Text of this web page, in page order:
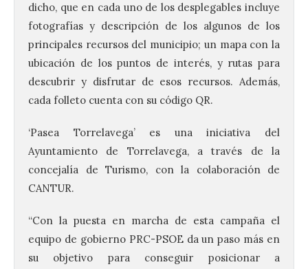
dicho, que en cada uno de los desplegables incluye
fotografías y descripción de los algunos de los
principales recursos del municipio; un mapa con la
ubicación de los puntos de interés, y rutas para
descubrir y disfrutar de esos recursos. Además,
cada folleto cuenta con su código QR.
‘Pasea Torrelavega’ es una iniciativa del
Ayuntamiento de Torrelavega, a través de la
concejalía de Turismo, con la colaboración de
CANTUR.
“Con la puesta en marcha de esta campaña el
equipo de gobierno PRC-PSOE da un paso más en
su objetivo para conseguir posicionar a